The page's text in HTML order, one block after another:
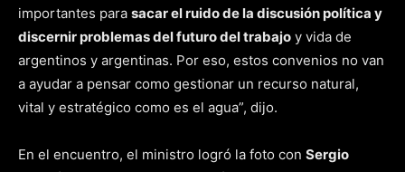
importantes para sacar el ruido de la discusión política y
discernir problemas del futuro del trabajo y vida de
argentinos y argentinas. Por eso, estos convenios no van
a ayudar a pensar como gestionar un recurso natural,
vital y estratégico como es el agua”, dijo.
En el encuentro, el ministro logró la foto con Sergio